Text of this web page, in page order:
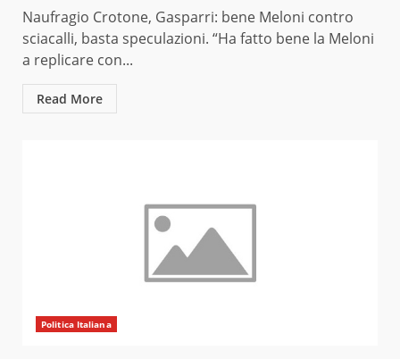
Naufragio Crotone, Gasparri: bene Meloni contro
sciacalli, basta speculazioni. “Ha fatto bene la Meloni
a replicare con...
Read More
Politica Italiana